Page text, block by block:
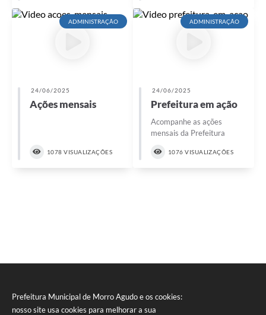
Prefeitura Municipal de Morro Agudo e os cookies:
nosso site usa cookies para melhorar a sua
ADMINISTRAÇÃO
24/06/2025
Ações mensais
1078 VISUALIZAÇÕES
ADMINISTRAÇÃO
24/06/2025
Prefeitura em ação
Acompanhe as ações
mensais da Prefeitura
1076 VISUALIZAÇÕES